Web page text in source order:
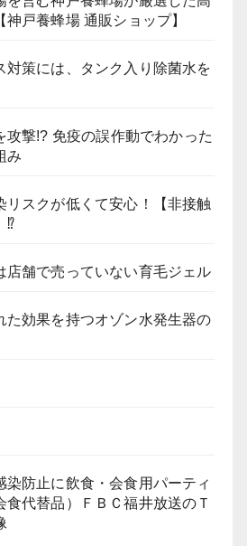
戸養蜂場 通販ショップ】
対策には、タンク入り除菌水を
攻撃!? 免疫の誤作動でわかった
み
リスクが低くて安心！【非接触
⁉
店舗で売っていない育毛ジェル
た効果を持つオゾン水発生器の
染防止に飲食・会食用パーティ
食代替品）ＦＢＣ福井放送のＴ